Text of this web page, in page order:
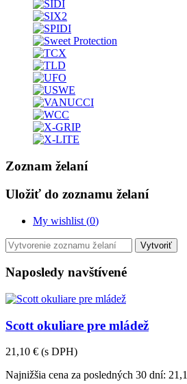
Zoznam želaní
Uložiť do zoznamu želaní
My wishlist (0)
Vytvoriť
Naposledy navštívené
Scott okuliare pre mládež
21,10 € (s DPH)
Najnižšia cena za posledných 30 dní: